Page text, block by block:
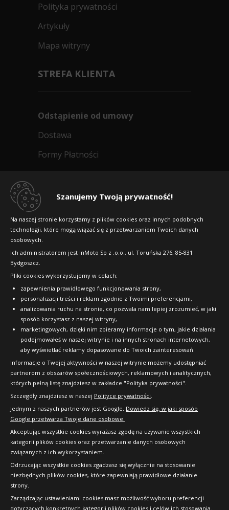
Szanujemy Twoją prywatność!
Na naszej stronie korzystamy z plików cookies oraz innych podobnych
technologii, które mogą wiązać się z przetwarzaniem Twoich danych
osobowych.
Ich administratorem jest InMoto Sp z .o.o., ul. Toruńska 276, 85-831
Bydgoszcz.
Pliki cookies wykorzystujemy w celach:
zapewnienia prawidłowego funkcjonowania strony,
personalizacji treści i reklam zgodnie z Twoimi preferencjami,
analizowania ruchu na stronie, co pozwala nam lepiej zrozumieć, w jaki
sposób korzystasz z naszej witryny,
marketingowych, dzięki nim zbieramy informacje o tym, jakie działania
podejmowałeś w naszej witrynie i na innych stronach internetowych,
aby wyświetlać reklamy dopasowane do Twoich zainteresowań.
Informacje o Twojej aktywności w naszej witrynie możemy udostępniać
partnerom z obszarów społecznościowych, reklamowych i analitycznych,
których pełną listę znajdziesz w zakładce "Polityka prywatności".
Szczegóły znajdziesz w naszej Polityce prywatności.
Jednym z naszych partnerów jest Google. Dowiedz się, w jaki sposób
Google przetwarza Twoje dane osobowe.
Akceptując wszystkie cookies wyrażasz zgodę na używanie wszystkich
kategorii plików cookies oraz przetwarzanie danych osobowych
związanych z ich wykorzystaniem.
Odrzucając wszystkie cookies zgadzasz się wyłącznie na stosowanie
niezbędnych plików cookies, które zapewniają prawidłowe działanie
strony.
Zarządzając ustawieniami cookies masz możliwość wyboru preferencji
dotyczących konkretnych kategorii plików cookies i celów ich stosowania.
Polityka prywatności
Artykuły
Mapa witryny
STREFA KLIENTA
Odstąpienie od umowy
Dostawa
Formy Płatności
Dlaczego warto kupić w 24opony.pl
Raty
FAQ
OFICJALNY PARTNER
Copyright © 2010-2026 24opony.pl. Wszelkie
prawa zastrzeżone.